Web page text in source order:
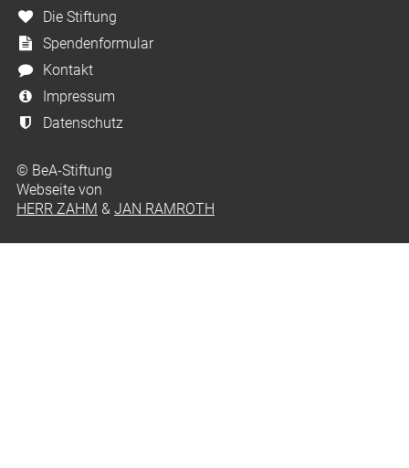
Die Stiftung
Spendenformular
Kontakt
Impressum
Datenschutz
© BeA-Stiftung
Webseite von
HERR ZAHM & JAN RAMROTH